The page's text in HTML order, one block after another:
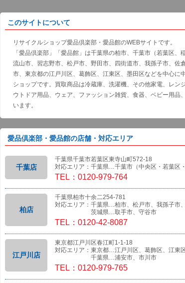
このサイトについて
リサイクルショップ愛品倶楽部・愛品館のWEBサイトです。
「愛品倶楽部」「愛品館」は千葉県の柏市、千葉市（若葉区、
流山市、習志野市、松戸市、野田市、四街道市、我孫子市、佐
市、東京都の江戸川区、葛飾区、江東区、墨田区などを中心に
ショップです。買取商品は冷蔵庫、洗濯機、その他家電、レン
ウトドア用品、ウェア、ファッション雑貨、食器、ベビー用品
います。
愛品倶楽部・愛品館の店舗・対応エリア
千葉店
千葉県千葉市若葉区東寺山町572-18
対応エリア：千葉県…千葉市（中央区・若葉区
TEL：0120-979-764
柏店
千葉県柏市十余二254-781
対応エリア：千葉県…柏市、松戸市、我孫子市
茨城県…取手市、守谷市
TEL：0120-42-8087
江戸川店
東京都江戸川区春江町1-1-18
対応エリア：東京都…江戸川区、葛飾区、江東
千葉県…浦安市、市川市
TEL：0120-979-765